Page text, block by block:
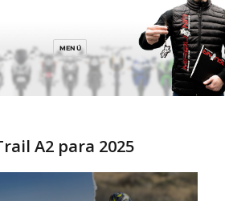
MENÚ
A2 para 2025